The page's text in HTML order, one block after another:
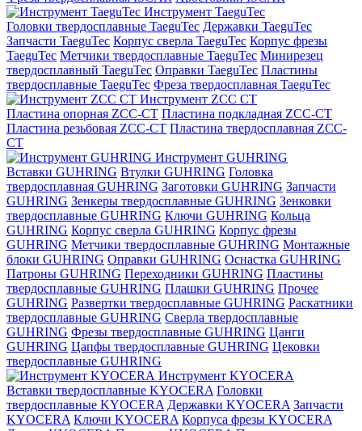
Инструмент TaeguTec
Головки твердосплавные TaeguTec Державки TaeguTec
Запчасти TaeguTec Корпус сверла TaeguTec Корпус фрезы
TaeguTec Метчики твердосплавные TaeguTec Минирезец
твердосплавный TaeguTec Оправки TaeguTec Пластины
твердосплавные TaeguTec Фреза твердосплавная TaeguTec
Инструмент ZCС CT
Пластина опорная ZCC-CT Пластина подкладная ZCC-CT
Пластина резьбовая ZCC-CT Пластина твердосплавная ZCC-
CT
Инструмент GUHRING
Вставки GUHRING Втулки GUHRING Головка
твердосплавная GUHRING Заготовки GUHRING Запчасти
GUHRING Зенкеры твердосплавные GUHRING Зенковки
твердосплавные GUHRING Ключи GUHRING Кольца
GUHRING Корпус сверла GUHRING Корпус фрезы
GUHRING Метчики твердосплавные GUHRING Монтажные
блоки GUHRING Оправки GUHRING Оснастка GUHRING
Патроны GUHRING Переходники GUHRING Пластины
твердосплавные GUHRING Плашки GUHRING Прочее
GUHRING Развертки твердосплавные GUHRING Раскатники
твердосплавные GUHRING Сверла твердосплавные
GUHRING Фрезы твердосплавные GUHRING Цанги
GUHRING Цапфы твердосплавные GUHRING Цековки
твердосплавные GUHRING
Инструмент KYOCERA
Вставки твердосплавные KYOCERA Головки
твердосплавные KYOCERA Державки KYOCERA Запчасти
KYOCERA Ключи KYOCERA Корпуса фрезы KYOCERA